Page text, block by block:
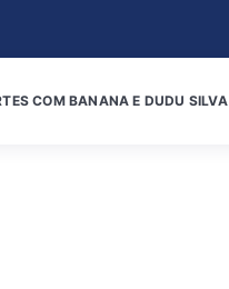
COM BANANA E DUDU SILVA